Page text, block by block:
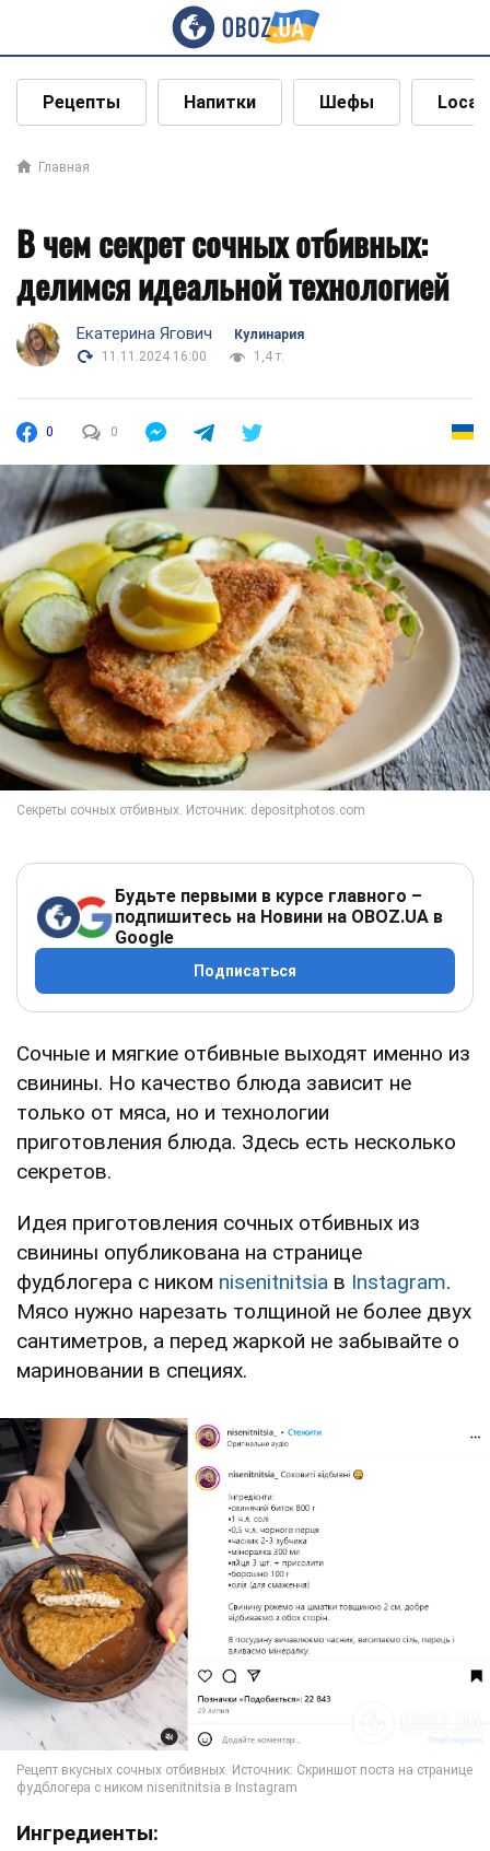
Рецепты Напитки Шефы Local
Главная
В чем секрет сочных отбивных:
делимся идеальной технологией
Екатерина Ягович
Кулинария
11.11.2024 16:00
1,4 т.
0 0
Будьте первыми в курсе главного –
подпишитесь на Новини на OBOZ.UA в
Google
Подписаться
Сочные и мягкие отбивные выходят именно из
свинины. Но качество блюда зависит не
только от мяса, но и технологии
приготовления блюда. Здесь есть несколько
секретов.
Идея приготовления сочных отбивных из
свинины опубликована на странице
фудблогера с ником nisenitnitsia в Instagram.
Мясо нужно нарезать толщиной не более двух
сантиметров, а перед жаркой не забывайте о
мариновании в специях.
Ингредиенты: